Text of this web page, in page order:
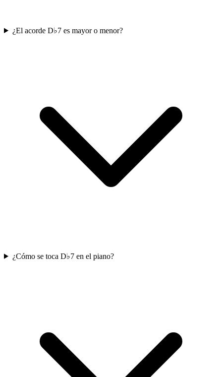
¿El acorde D♭7 es mayor o menor?
¿Cómo se toca D♭7 en el piano?